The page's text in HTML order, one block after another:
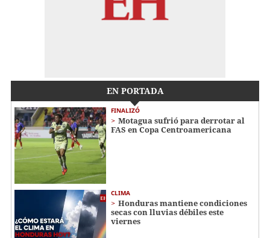
EN PORTADA
FINALIZÓ
Motagua sufrió para derrotar al
FAS en Copa Centroamericana
CLIMA
Honduras mantiene condiciones
secas con lluvias débiles este
viernes